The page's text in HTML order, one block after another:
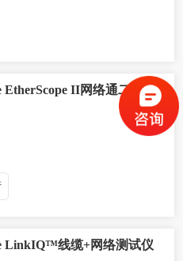
EtherScope II网络通二代
LinkIQ™线缆+网络测试仪